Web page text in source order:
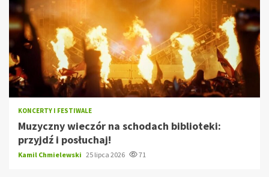
KONCERTY I FESTIWALE
Muzyczny wieczór na schodach biblioteki:
przyjdź i posłuchaj!
Kamil Chmielewski 25 lipca 2026 71